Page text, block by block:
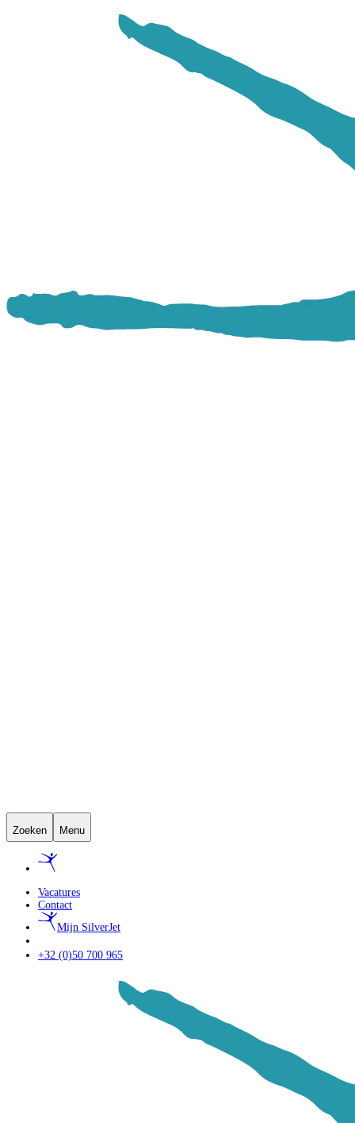
Zoeken Menu
Vacatures
Contact
Mijn SilverJet
+32 (0)50 700 965